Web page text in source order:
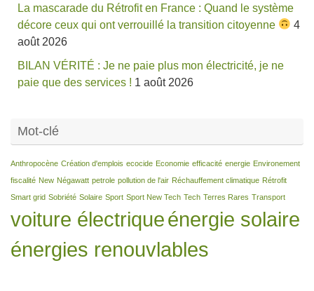
La mascarade du Rétrofit en France : Quand le système
décore ceux qui ont verrouillé la transition citoyenne
4
août 2026
BILAN VÉRITÉ : Je ne paie plus mon électricité, je ne
paie que des services ! 1 août 2026
Mot-clé
Anthropocène Création d'emplois ecocide Economie efficacité energie Environement
fiscalité New Négawatt petrole pollution de l'air Réchauffement climatique Rétrofit
Smart grid Sobriété Solaire Sport Sport New Tech Tech Terres Rares Transport
voiture électriqueénergie solaire
énergies renouvlables